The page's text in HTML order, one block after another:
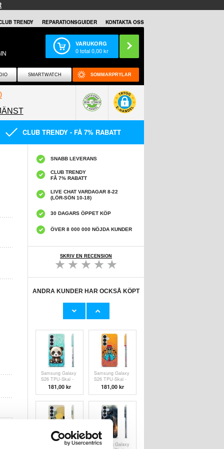
TRENDY REPARATIONSGUIDER KONTAKTA OSS
VARUKORG
0total0,00kr
SMARTWATCH SOMMARPRYLAR
CLUB TRENDY - FÅ 7% RABATT
SNABB LEVERANS
CLUB TRENDY
FÅ 7% RABATT
LIVE CHAT VARDAGAR 8-22
(LÖR-SÖN 10-18)
30 DAGARS ÖPPET KÖP
ÖVER 8 000 000 NÖJDA KUNDER
SKRIV EN RECENSION
ANDRA KUNDER HAR OCKSÅ KÖPT
Samsung Galaxy
Samsung Galaxy
Meditation
Samsung Galaxy
S26 TPU-Skal -
Panda
181,00 kr
Samsung Galaxy
S26 TPU-Skal -
Skelett Sommar
181,00 kr
Samsung Galaxy
Samsung Galaxy